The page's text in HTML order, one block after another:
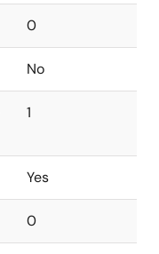
0
No
1
Yes
0